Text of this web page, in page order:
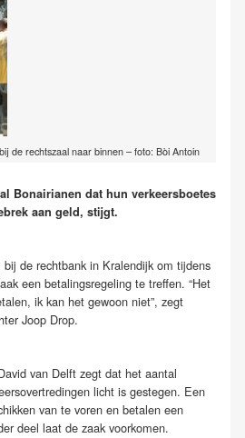
de rechtszaal naar binnen – foto: Bòi Antoin
Bonairianen dat hun verkeersboetes
aan geld, stijgt.
de rechtbank in Kralendijk om tijdens
een betalingsregeling te treffen. “Het
ik kan het gewoon niet”, zegt
Joop Drop.
van Delft zegt dat het aantal
licht is gestegen. Een
van te voren en betalen een
deel laat de zaak voorkomen.